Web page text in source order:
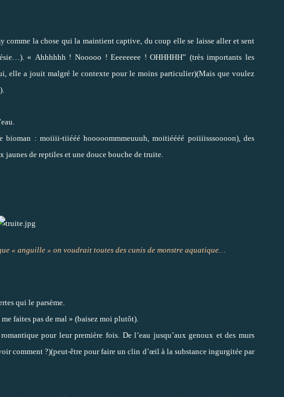
comme la chose qui la maintient captive, du coup elle se laisse aller et sent
« Ahhhhhh ! Nooooo ! Eeeeeeee ! OHHHHH” (très importants les
elle a jouit malgré le contexte pour le moins particulier)(Mais que voulez
: moiiii-tiiééé hooooommmeuuuh, moitiéééé poiiiisssoooon), des
de reptiles et une douce bouche de truite.
« anguille » on voudrait toutes des cunis de monstre aquatique…
qui le parsème.
faites pas de mal » (baisez moi plutôt).
pour leur première fois. De l’eau jusqu’aux genoux et des murs
comment ?)(peut-être pour faire un clin d’œil à la substance ingurgitée par